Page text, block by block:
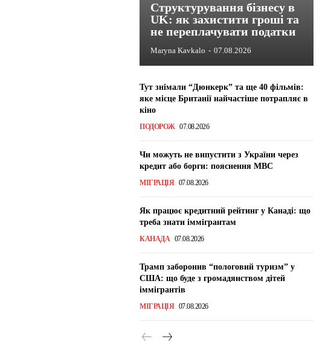
Структурування бізнесу в
UK: як захистити гроші та
не переплачувати податки
Maryna Kavkalo - 07.08.2026
Тут знімали “Дюнкерк” та ще 40 фільмів:
яке місце Британії найчастіше потрапляє в
кіно
ПОДОРОЖ 07.08.2026
Чи можуть не випустити з України через
кредит або борги: пояснення МВС
МІГРАЦІЯ 07.08.2026
Як працює кредитний рейтинг у Канаді: що
треба знати іммігрантам
КАНАДА 07.08.2026
Трамп заборонив “пологовий туризм” у
США: що буде з громадянством дітей
іммігрантів
МІГРАЦІЯ 07.08.2026